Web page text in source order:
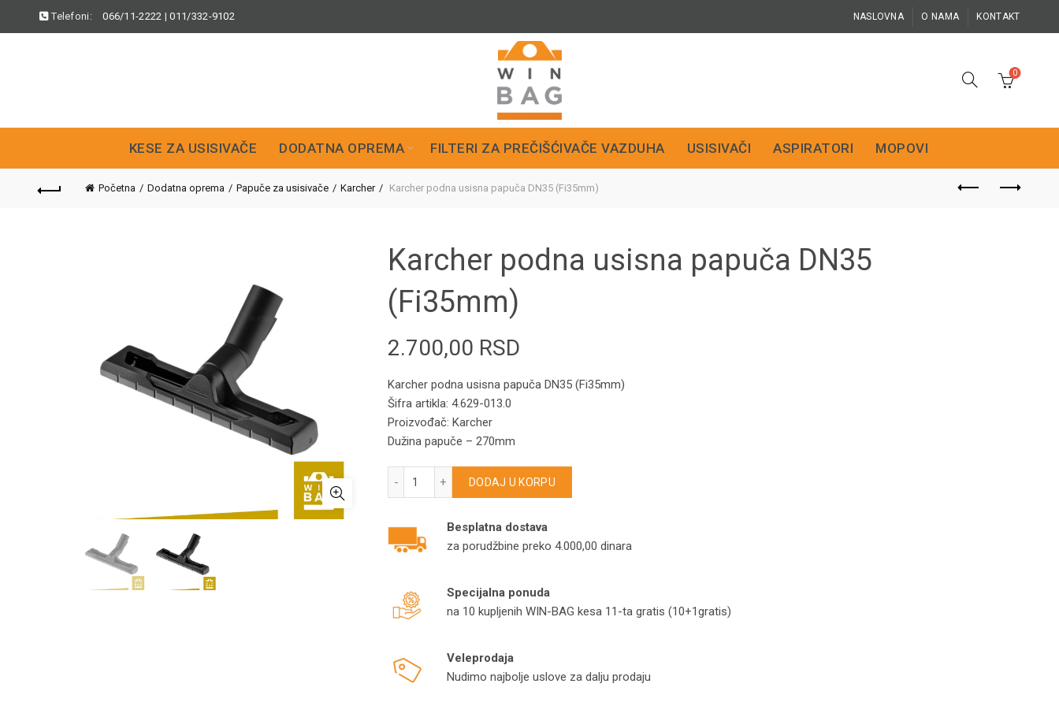
Telefoni: 066/11-2222 |011/332-9102 NASLOVNA O NAMA KONTAKT
0
KESE ZA USISIVAČE DODATNA OPREMA FILTERI ZA PREČIŠĆIVAČE VAZDUHA USISIVAČI ASPIRATORI MOPOVI
Početna Dodatna oprema Papuče za usisivače Karcher Karcher podna usisna papuča DN35 (Fi35mm)
Karcher podna usisna papuča DN35
(Fi35mm)
2.700,00 RSD
Karcher podna usisna papuča DN35 (Fi35mm)
Šifra artikla: 4.629-013.0
Proizvođač: Karcher
Dužina papuče – 270mm
DODAJ U KORPU
Besplatna dostava
za porudžbine preko 4.000,00 dinara
Specijalna ponuda
na 10 kupljenih WIN-BAG kesa 11-ta gratis (10+1gratis)
Veleprodaja
Nudimo najbolje uslove za dalju prodaju